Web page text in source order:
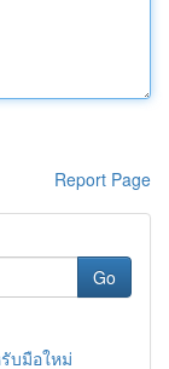
Report Page
Go
บมือใหม่